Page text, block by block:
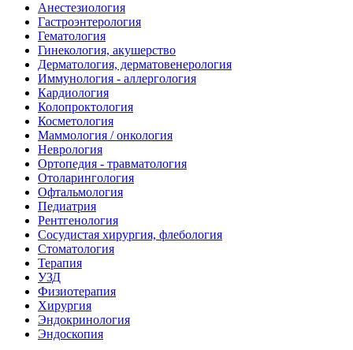
Анестезиология
Гастроэнтерология
Гематология
Гинекология, акушерство
Дерматология, дерматовенерология
Иммунология - аллергология
Кардиология
Колопроктология
Косметология
Маммология / онкология
Неврология
Ортопедия - травматология
Отоларингология
Офтальмология
Педиатрия
Рентгенология
Сосудистая хирургия, флебология
Стоматология
Терапия
УЗД
Физиотерапия
Хирургия
Эндокринология
Эндоскопия